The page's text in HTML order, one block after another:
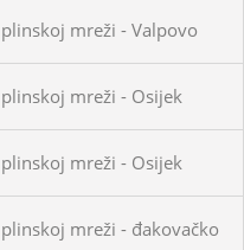
mreži - Valpovo
mreži - Osijek
mreži - Osijek
mreži - đakovačko